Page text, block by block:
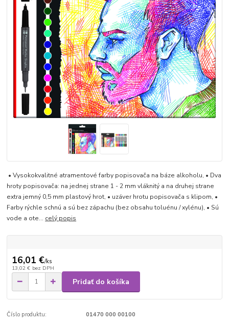
• Vysokokvalitné atramentové farby popisovača na báze alkoholu, • Dva
hroty popisovača: na jednej strane 1 - 2 mm vláknitý a na druhej strane
extra jemný 0,5 mm plastový hrot, • uzáver hrotu popisovača s klipom, •
Farby rýchle schnú a sú bez zápachu (bez obsahu toluénu / xylénu), • Sú
vode a ote... celý popis
16,01 €/ks
13,02 € bez DPH
Pridať do košíka
Číslo produktu: 01470 000 00100